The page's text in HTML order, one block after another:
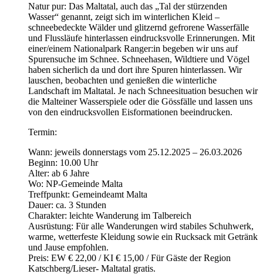
Natur pur: Das Maltatal, auch das „Tal der stürzenden
Wasser“ genannt, zeigt sich im winterlichen Kleid –
schneebedeckte Wälder und glitzernd gefrorene Wasserfälle
und Flussläufe hinterlassen eindrucksvolle Erinnerungen. Mit
einer/einem Nationalpark Ranger:in begeben wir uns auf
Spurensuche im Schnee. Schneehasen, Wildtiere und Vögel
haben sicherlich da und dort ihre Spuren hinterlassen. Wir
lauschen, beobachten und genießen die winterliche
Landschaft im Maltatal. Je nach Schneesituation besuchen wir
die Malteiner Wasserspiele oder die Gössfälle und lassen uns
von den eindrucksvollen Eisformationen beeindrucken.
Termin:
Wann: jeweils donnerstags vom 25.12.2025 – 26.03.2026
Beginn: 10.00 Uhr
Alter: ab 6 Jahre
Wo: NP-Gemeinde Malta
Treffpunkt: Gemeindeamt Malta
Dauer: ca. 3 Stunden
Charakter: leichte Wanderung im Talbereich
Ausrüstung: Für alle Wanderungen wird stabiles Schuhwerk,
warme, wetterfeste Kleidung sowie ein Rucksack mit Getränk
und Jause empfohlen.
Preis: EW € 22,00 / KI € 15,00 / Für Gäste der Region
Katschberg/Lieser- Maltatal gratis.